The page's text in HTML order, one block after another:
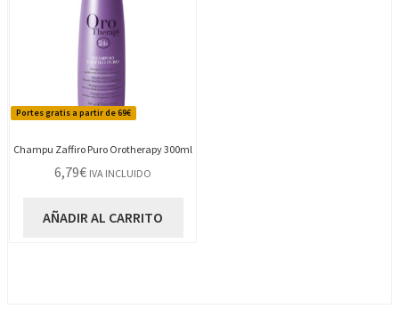
Portes gratis a partir de 69€
Champu Zaffiro Puro Orotherapy 300ml
6,79€ IVA INCLUIDO
AÑADIR AL CARRITO